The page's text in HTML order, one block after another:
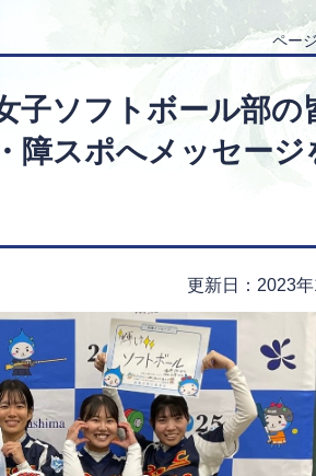
ペー
子ソフトボール部の
障スポへメッセージ
更新日：2023年